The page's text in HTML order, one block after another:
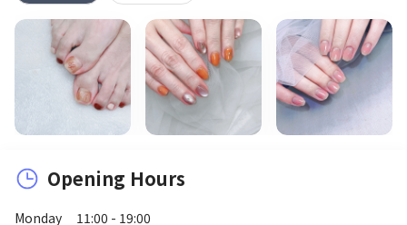
Opening Hours
Monday 11:00 - 19:00